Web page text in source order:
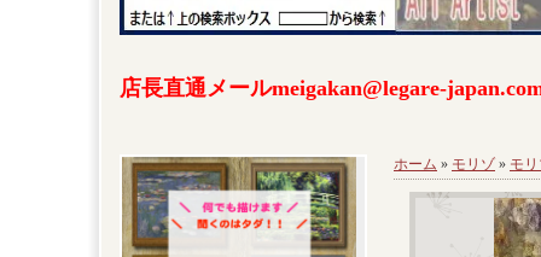
店長直通メールmeigakan@legare-
ホーム » モリゾ » モ